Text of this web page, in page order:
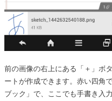
前の画像の右上にある「＋」ボ
ートが作成できます。赤い四角
ブック」で、ここでも手書き入